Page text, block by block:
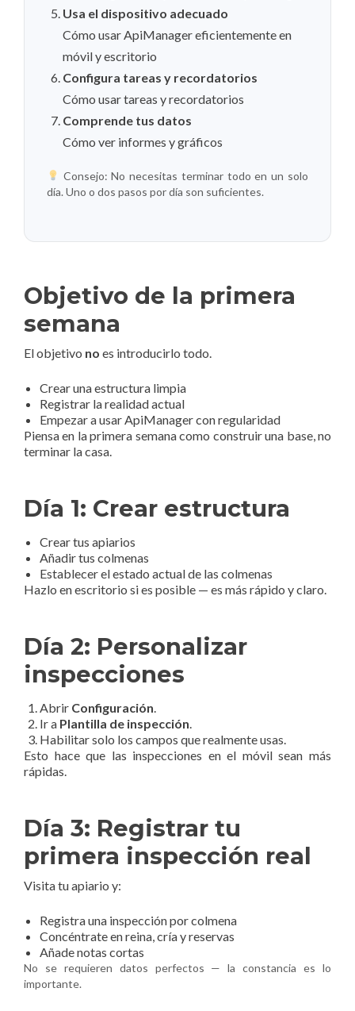
Usa el dispositivo adecuado
Cómo usar ApiManager eficientemente en
móvil y escritorio
Configura tareas y recordatorios
Cómo usar tareas y recordatorios
Comprende tus datos
Cómo ver informes y gráficos
Consejo: No necesitas terminar todo en un solo
día. Uno o dos pasos por día son suficientes.
Objetivo de la primera
semana
El objetivo no es introducirlo todo.
Crear una estructura limpia
Registrar la realidad actual
Empezar a usar ApiManager con regularidad
Piensa en la primera semana como construir una base, no
terminar la casa.
Día 1: Crear estructura
Crear tus apiarios
Añadir tus colmenas
Establecer el estado actual de las colmenas
Hazlo en escritorio si es posible — es más rápido y claro.
Día 2: Personalizar
inspecciones
Abrir Configuración
Ir a Plantilla de inspección
Habilitar solo los campos que realmente usas.
Esto hace que las inspecciones en el móvil sean más
rápidas.
Día 3: Registrar tu
primera inspección real
Visita tu apiario y:
Registra una inspección por colmena
Concéntrate en reina, cría y reservas
Añade notas cortas
No se requieren datos perfectos — la constancia es lo
importante.